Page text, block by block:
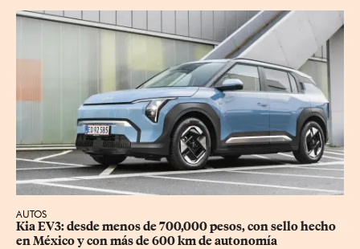
AUTOS
Kia EV3: desde menos de 700,000 pesos, con sello hecho
en México y con más de 600 km de autonomía